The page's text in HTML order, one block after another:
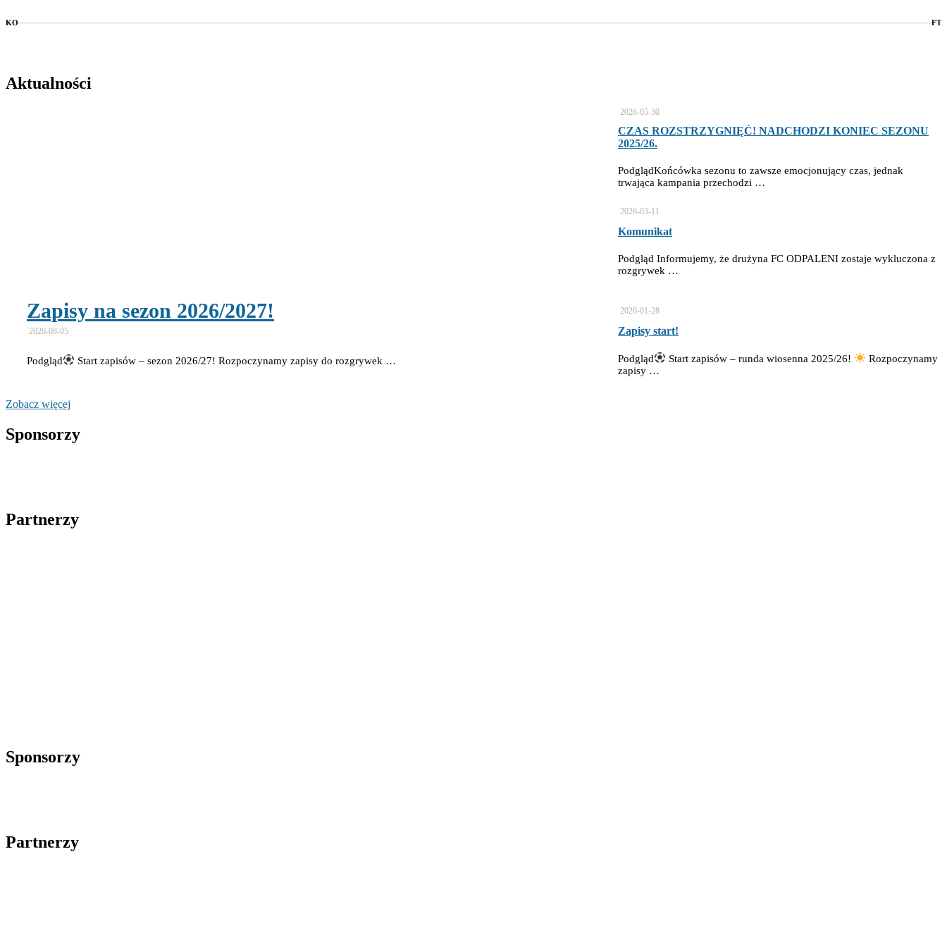
KO FT
Aktualności
Zapisy na sezon 2026/2027!
2026-08-05
Podgląd Start zapisów – sezon 2026/27! Rozpoczynamy zapisy do rozgrywek …
CZAS ROZSTRZYGNIĘĆ! NADCHODZI KONIEC SEZONU
2025/26.
2026-05-30
PodglądKońcówka sezonu to zawsze emocjonujący czas, jednak
trwająca kampania przechodzi …
Komunikat
2026-03-11
Podgląd Informujemy, że drużyna FC ODPALENI zostaje wykluczona z
rozgrywek …
Zapisy start!
2026-01-28
Podgląd Start zapisów – runda wiosenna 2025/26!
Rozpoczynamy
zapisy …
Zobacz więcej
Sponsorzy
Partnerzy
Sponsorzy
Partnerzy